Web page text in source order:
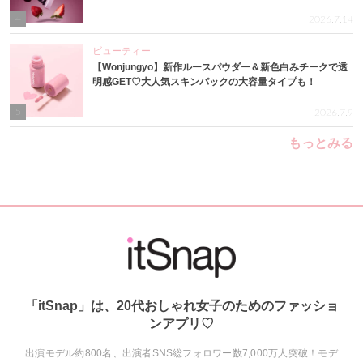
4 2026.7.14
ビューティー
【Wonjungyo】新作ルースパウダー＆新色白みチークで透
明感GET♡大人気スキンパックの大容量タイプも！
2026.7.9
もっとみる
「itSnap」は、20代おしゃれ女子のためのファッショ
ンアプリ♡
出演モデル約800名、出演者SNS総フォロワー数7,000万人突破！モデ